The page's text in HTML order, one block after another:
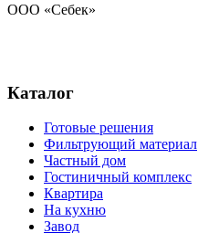
ООО «Себек»
Каталог
Готовые решения
Фильтрующий материал
Частный дом
Гостиничный комплекс
Квартира
На кухню
Завод